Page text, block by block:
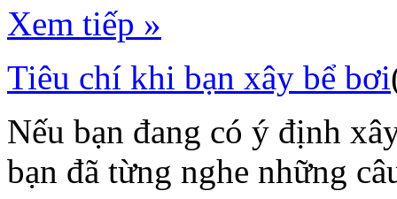
Xem tiếp »
Tiêu chí khi bạn xây bể bơi
Nếu bạn đang có ý định
bạn đã từng nghe những